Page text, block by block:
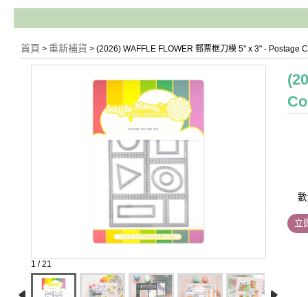
首頁 > 重新補貨 > (2026) WAFFLE FLOWER 郵票框刀模 5" x 3" - Postage
1 / 21
立